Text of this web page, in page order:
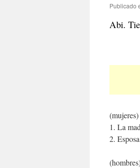
Publicado
Abi.
(mujeres)
1. La
2.